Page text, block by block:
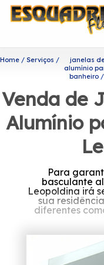
Home Serviços
janelas
alumínio
banheiro
Venda de
Alumínio
Para
basculante
Leopoldina irá
sua
diferentes
Se
janela